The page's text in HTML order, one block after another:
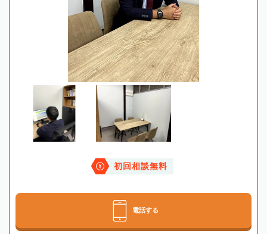
初回相談無料
電話する